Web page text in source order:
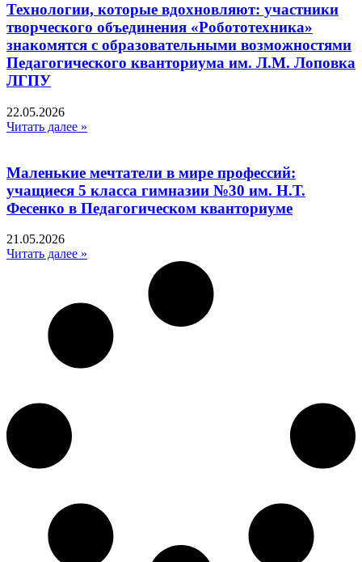
Технологии, которые вдохновляют: участники
творческого объединения «Робототехника»
знакомятся с образовательными возможностями
Педагогического кванториума им. Л.М. Лоповка
ЛГПУ
22.05.2026
Читать далее »
Маленькие мечтатели в мире профессий:
учащиеся 5 класса гимназии №30 им. Н.Т.
Фесенко в Педагогическом кванториуме
21.05.2026
Читать далее »